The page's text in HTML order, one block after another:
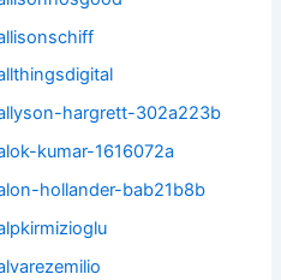
hargrett-302a223b
kumar-1616072a
hollander-bab21b8b